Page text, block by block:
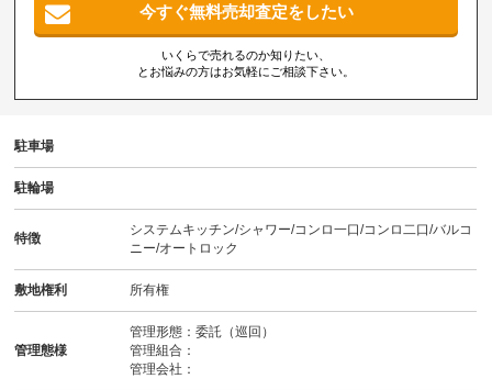
今すぐ無料売却査定をしたい
いくらで売れるのか知りたい、
とお悩みの方はお気軽にご相談下さい。
駐車場
駐輪場
特徴
システムキッチン/シャワー/コンロ一口/コンロ二口/バルコ
ニー/オートロック
敷地権利 所有権
管理態様
管理形態：委託（巡回）
管理組合：
管理会社：